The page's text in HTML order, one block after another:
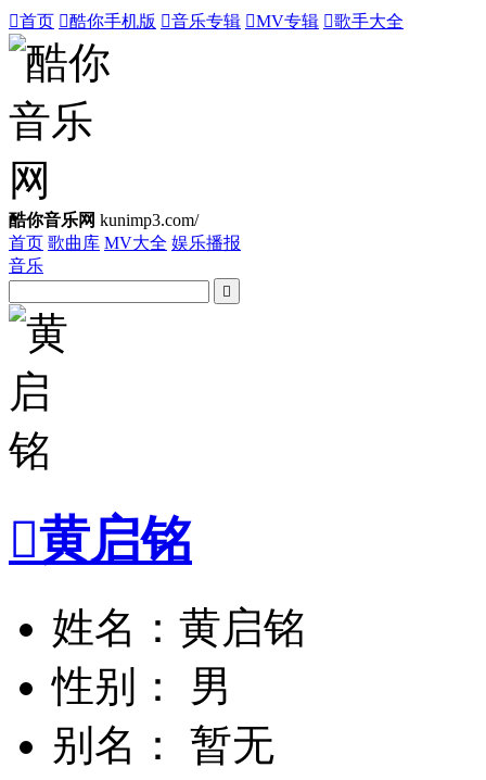
首页 酷你手机版 音乐专辑 MV专辑 歌手大全
酷你音乐网 kunimp3.com/
首页 歌曲库 MV大全 娱乐播报
音乐

黄启铭
姓名：黄启铭
性别： 男
别名： 暂无